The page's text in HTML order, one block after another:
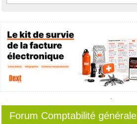
Forum Comptabilité générale